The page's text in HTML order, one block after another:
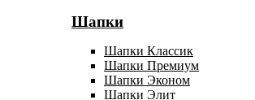
Шапки
Шапки Классик
Шапки Премиум
Шапки Эконом
Шапки Элит